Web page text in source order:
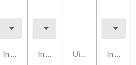
In winkelwagenIn winkelwagenUitverkocht
In